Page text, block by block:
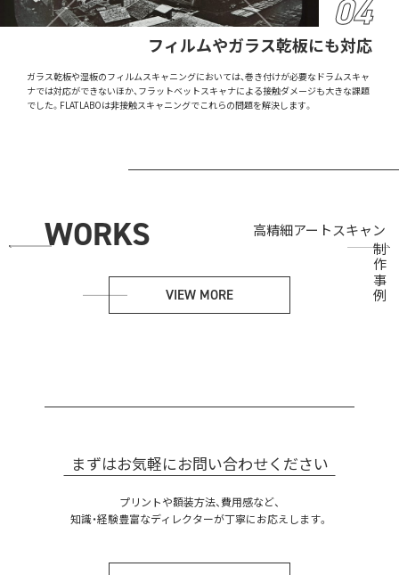
フィルムやガラス乾板にも対応
ガラス乾板や湿板のフィルムスキャニングにおいては、巻き付けが必要なドラムスキャ
ナでは対応ができないほか、フラットベットスキャナによる接触ダメージも大きな課題
でした。FLATLABOは非接触スキャニングでこれらの問題を解決します。
WORKS
制作事例
高精細アートスキャン
吉田花子／客室内装アート
#UVプリント#キャンバス
SOU – JR総持寺駅アートプロジェクト 第７回展示「Days are woven 織りなす日々」
西野壮平／オリジナル作品スキャニング
古写真デジタル化「そこにあった江戸」
田中健太郎／原画スキャニング＆高精細プリント
Next
SOU – JR総持寺駅アートプロジェクト 第７回展示「Days are woven 織りなす日々」
西野壮平／オリジナル作品スキャニング
古写真デジタル化「そこにあった江戸」
田中健太郎／原画スキャニング＆高精細プリント
吉田花子／客室内装アート
#UVプリント Previous
西野壮平／オリジナル作品スキャニング
古写真デジタル化「そこにあった江戸」
田中健太郎／原画スキャニング＆高精細プリント
吉田花子／客室内装アート
#UVプリント#キャンバス
SOU – JR総持寺駅アートプロジェクト 第７回展示「Days are woven 織りなす日々」
VIEW MORE
まずはお気軽にお問い合わせください
プリントや額装方法、費用感など、
知識・経験豊富なディレクターが丁寧にお応えします。